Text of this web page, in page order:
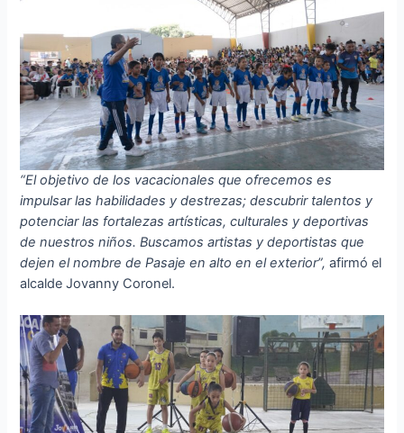
“El objetivo de los vacacionales que ofrecemos es
impulsar las habilidades y destrezas; descubrir talentos y
potenciar las fortalezas artísticas, culturales y deportivas
de nuestros niños. Buscamos artistas y deportistas que
dejen el nombre de Pasaje en alto en el exterior”, afirmó el
alcalde Jovanny Coronel.